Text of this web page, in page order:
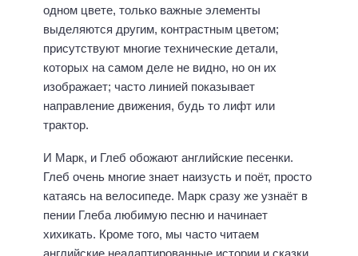
одном цвете, только важные элементы
выделяются другим, контрастным цветом;
присутствуют многие технические детали,
которых на самом деле не видно, но он их
изображает; часто линией показывает
направление движения, будь то лифт или
трактор.
И Марк, и Глеб обожают английские песенки.
Глеб очень многие знает наизусть и поёт, просто
катаясь на велосипеде. Марк сразу же узнаёт в
пении Глеба любимую песню и начинает
хихикать. Кроме того, мы часто читаем
английские неадаптированные истории и сказки,